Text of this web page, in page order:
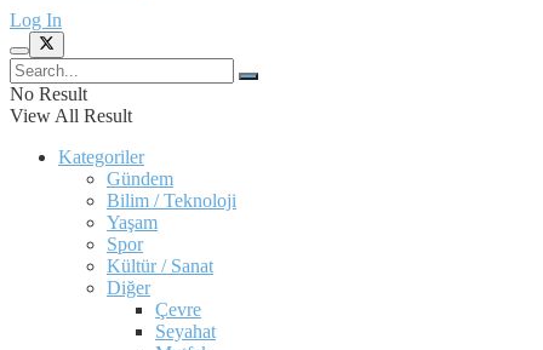
Log In
No Result
View All Result
Kategoriler
Gündem
Bilim / Teknoloji
Yaşam
Spor
Kültür / Sanat
Diğer
Çevre
Seyahat